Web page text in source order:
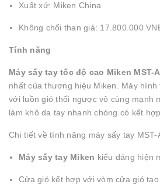
Xuất xứ: Miken China
Không chổi than giá: 17.800.000
Tính năng
Máy sấy tay tốc độ cao Miken MST-
nhất của thương hiệu Miken. Máy
với luồn gió thổi ngược vô cùng mạnh
làm khô da tay nhanh chóng có kết
Chi tiết về tính năng máy sấy tay MST-
Máy sấy tay Miken kiểu dáng hiện
Cửa gió kết hợp với vòm cửa gió